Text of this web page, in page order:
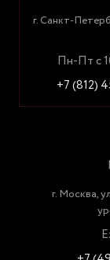
г. Санкт-
Пн-Пт с
+7 (812)
г. Москва,